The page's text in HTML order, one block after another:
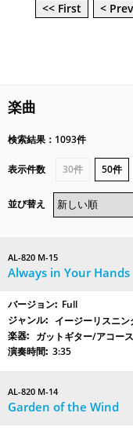
<< First < Prev
楽曲
検索結果：1093件
表示件数 30件 50件
並び替え
AL-820 M-15
Always in Your Hands
Full
イージーリスニン
ガットギター/アコー
3:35
AL-820 M-14
Garden of the Wind